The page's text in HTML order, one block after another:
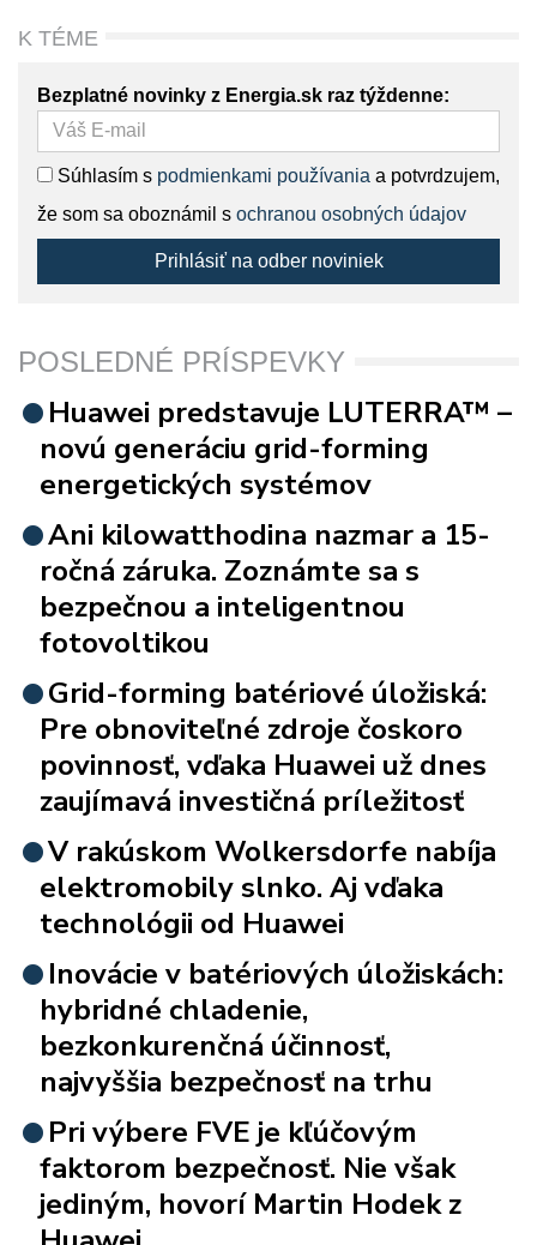
K TÉME
Bezplatné novinky z Energia.sk raz týždenne:
Súhlasím s podmienkami používania a potvrdzujem,
že som sa oboznámil s ochranou osobných údajov
Prihlásiť na odber noviniek
POSLEDNÉ PRÍSPEVKY
Huawei predstavuje LUTERRA™ –
novú generáciu grid-forming
energetických systémov
Ani kilowatthodina nazmar a 15-
ročná záruka. Zoznámte sa s
bezpečnou a inteligentnou
fotovoltikou
Grid-forming batériové úložiská:
Pre obnoviteľné zdroje čoskoro
povinnosť, vďaka Huawei už dnes
zaujímavá investičná príležitosť
V rakúskom Wolkersdorfe nabíja
elektromobily slnko. Aj vďaka
technológii od Huawei
Inovácie v batériových úložiskách:
hybridné chladenie,
bezkonkurenčná účinnosť,
najvyššia bezpečnosť na trhu
Pri výbere FVE je kľúčovým
faktorom bezpečnosť. Nie však
jediným, hovorí Martin Hodek z